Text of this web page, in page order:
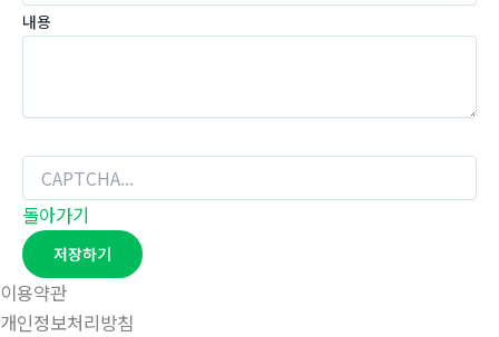
내용
돌아가기
저장하기
이용약관
개인정보처리방침